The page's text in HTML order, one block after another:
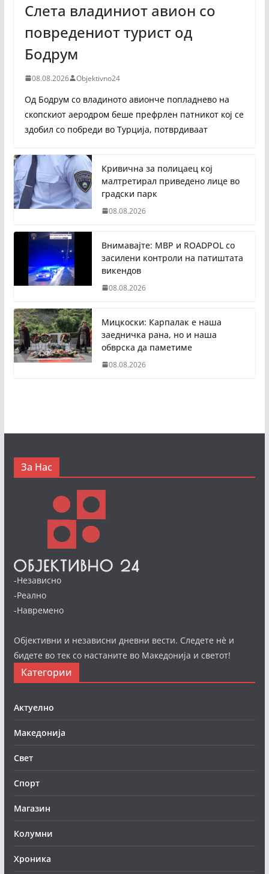
Слета владиниот авион со
повредениот турист од
Бодрум
08.08.2026 Objektivno24
Од Бодрум со владиното авионче попладнево на
скопскиот аеродром беше префрлен патникот кој се
здобил со побреди во Турција, потврдиваат
Кривична за полицаец кој
малтретирал приведено лице во
градски парк
08.08.2026
Внимавајте: МВР и ROADPOL со
засилени контроли на патиштата
викендов
08.08.2026
Мицкоски: Карпалак е наша
заедничка рана, но и наша
обврска да паметиме
08.08.2026
За Нас
-Независно
-Реално
-Навремено
Објективни и независни дневни вести. Следете нè и
бидете во тек со настаните во Македонија и светот!
Категории
Актуелно
Македонија
Свет
Спорт
Магазин
Колумни
Хроника